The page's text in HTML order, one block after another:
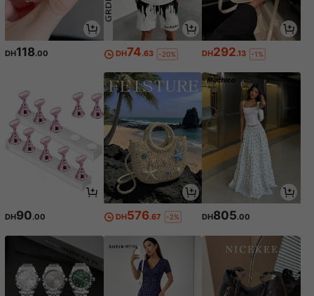
DH118.00 DH74.63 -20% DH292.13 -1%
DH90.00 DH576.67 -2% DH805.00